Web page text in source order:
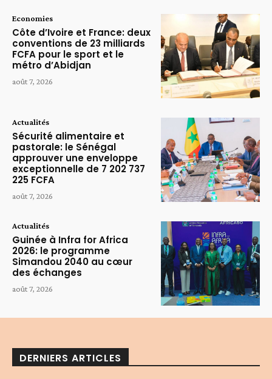
Economies
Côte d’Ivoire et France: deux
conventions de 23 milliards
FCFA pour le sport et le
métro d’Abidjan
août 7, 2026
Actualités
Sécurité alimentaire et
pastorale: le Sénégal
approuver une enveloppe
exceptionnelle de 7 202 737
225 FCFA
août 7, 2026
Actualités
Guinée à Infra for Africa
2026: le programme
Simandou 2040 au cœur
des échanges
août 7, 2026
DERNIERS ARTICLES